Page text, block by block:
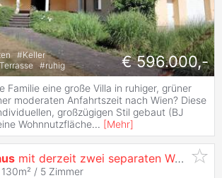
#Keller
Terrasse #ruhig € 596.000,-
Familie eine große Villa in ruhiger, grüner
moderaten Anfahrtszeit nach Wien? Diese
großzügigen Stil gebaut (BJ
Wohnnutzfläche... [Mehr]
mit derzeit zwei separaten Wohneinheiten und großem, schattigem Garten mit ca. 2.295m²
/ 5 Zimmer